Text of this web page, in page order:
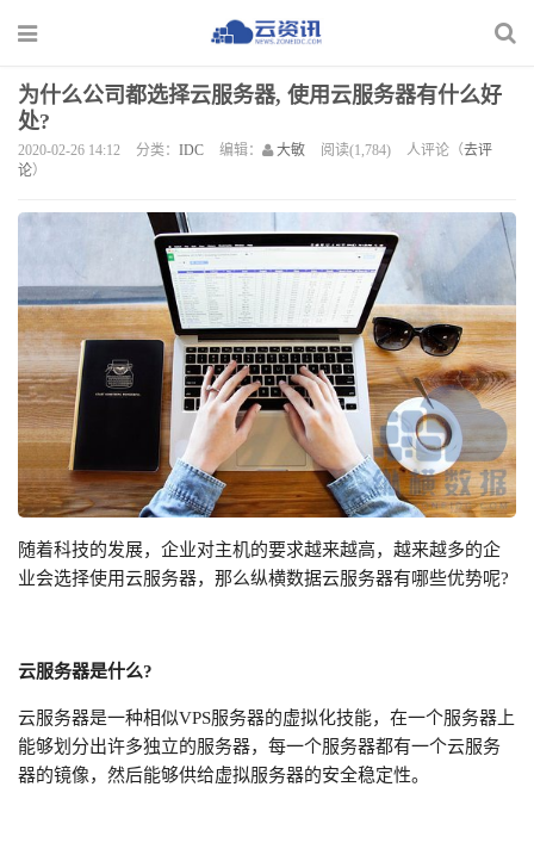
为什么公司都选择云服务器, 使用云服务器有什么好
处?
2020-02-26 14:12 分类： IDC 编辑： 大敏 阅读(1,784) 人评论（去评
论）
随着科技的发展，企业对主机的要求越来越高，越来越多的企
业会选择使用云服务器，那么纵横数据云服务器有哪些优势呢?
云服务器是什么?
云服务器是一种相似VPS服务器的虚拟化技能，在一个服务器上
能够划分出许多独立的服务器，每一个服务器都有一个云服务
器的镜像，然后能够供给虚拟服务器的安全稳定性。